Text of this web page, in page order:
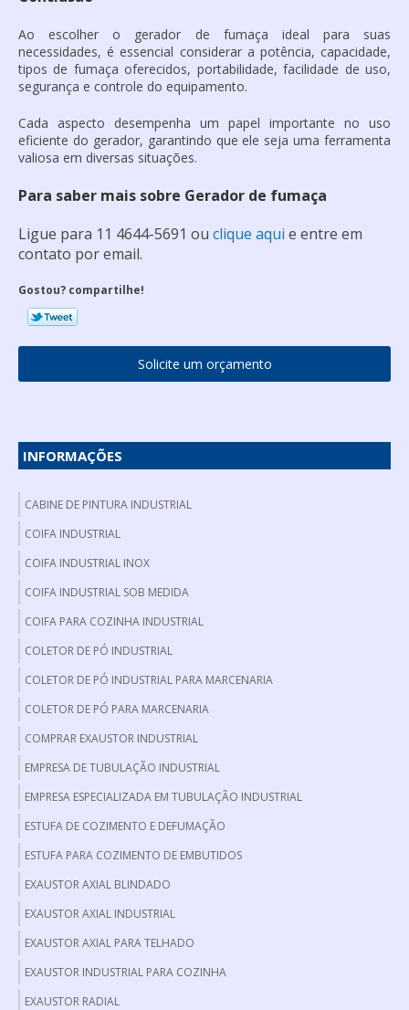
Ao escolher o gerador de fumaça ideal para suas
necessidades, é essencial considerar a potência, capacidade,
tipos de fumaça oferecidos, portabilidade, facilidade de uso,
segurança e controle do equipamento.
Cada aspecto desempenha um papel importante no uso
eficiente do gerador, garantindo que ele seja uma ferramenta
valiosa em diversas situações.
Para saber mais sobre Gerador de fumaça
Ligue para 11 4644-5691 ou clique aqui e entre em
contato por email.
Gostou? compartilhe!
Solicite um orçamento
INFORMAÇÕES
CABINE DE PINTURA INDUSTRIAL
COIFA INDUSTRIAL
COIFA INDUSTRIAL INOX
COIFA INDUSTRIAL SOB MEDIDA
COIFA PARA COZINHA INDUSTRIAL
COLETOR DE PÓ INDUSTRIAL
COLETOR DE PÓ INDUSTRIAL PARA MARCENARIA
COLETOR DE PÓ PARA MARCENARIA
COMPRAR EXAUSTOR INDUSTRIAL
EMPRESA DE TUBULAÇÃO INDUSTRIAL
EMPRESA ESPECIALIZADA EM TUBULAÇÃO INDUSTRIAL
ESTUFA DE COZIMENTO E DEFUMAÇÃO
ESTUFA PARA COZIMENTO DE EMBUTIDOS
EXAUSTOR AXIAL BLINDADO
EXAUSTOR AXIAL INDUSTRIAL
EXAUSTOR AXIAL PARA TELHADO
EXAUSTOR INDUSTRIAL PARA COZINHA
EXAUSTOR RADIAL